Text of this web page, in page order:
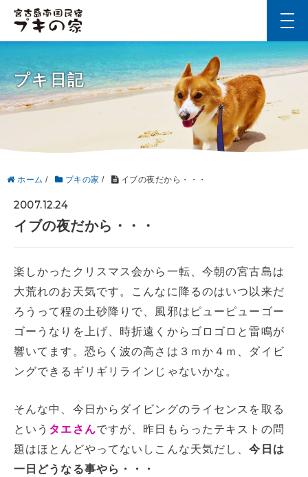
プキ日記
ホーム / プキの家 / イブの夜だから・・・
2007.12.24
イブの夜だから・・・
楽しかったクリスマス会から一転、今朝の宮古島は
大荒れのお天気です。こんなに降るのはいつ以来だ
ろうって程の土砂降りで、風邪はピューピューゴー
ゴーうなりを上げ、時折遠くからゴロゴロと雷鳴が
響いてます。恐らく波の高さは３ｍか４ｍ、ダイビ
ングできるギリギリラインじゃないかな。
そんな中、今日からダイビングのライセンスを取る
という タエさんですが、昨日もらったテキストの問
題はほとんどやってないしこんな天気だし、今日は
一日どうなる事やら・・・
t
o
g
g
l
v
a